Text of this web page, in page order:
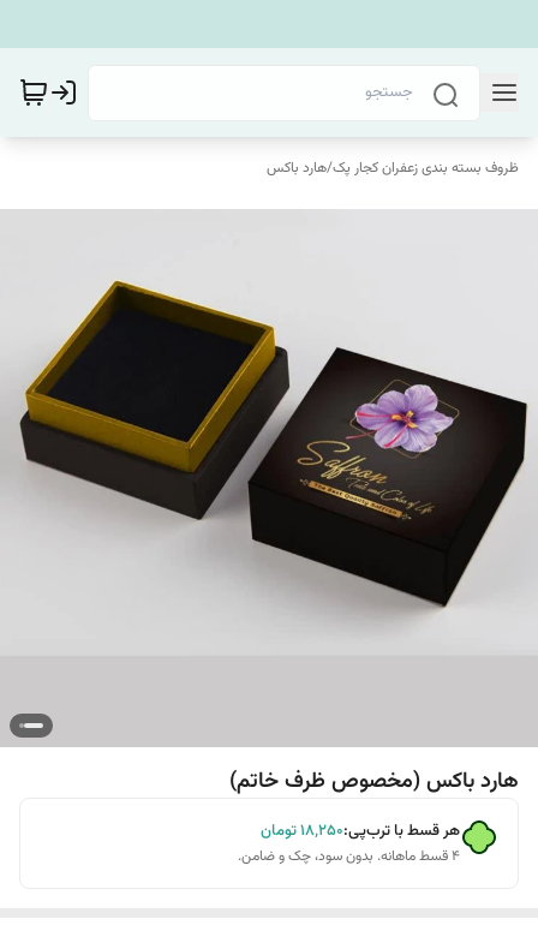
ظروف بسته بندی زعفران کجار پک/هارد باکس
هارد باکس (مخصوص ظرف خاتم)
هر قسط با ترب‌پی:۱۸٬۲۵۰تومان
۴ قسط ماهانه. بدون سود، چک و ضامن.